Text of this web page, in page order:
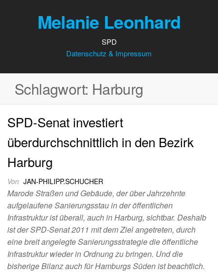
Melanie Leonhard
SPD
Datenschutz & Impressum
Schlagwort: Harburg
SPD-Senat investiert
überdurchschnittlich in den Bezirk
Harburg
Von JAN-PHILIPP.SCHUCHER
Marode Straßen und Gebäude, der über Jahrzehnte
aufgelaufene Sanierungsstau in der öffentlichen
Infrastruktur ist überall, auch in Harburg, sichtbar. Deshalb
ist der SPD-Senat 2011 mit dem Ziel angetreten, durch
eine breit angelegte Sanierungsstrategie die öffentliche
Infrastruktur wieder in Ordnung zu bringen. Und die
bisherige Bilanz auch für Hamburgs Süden ist beachtlich.